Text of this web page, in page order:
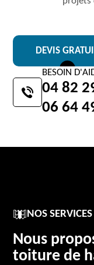
DEVIS
BESOIN
04 82
06 64
NOS SERVICES
Nous
toiture de